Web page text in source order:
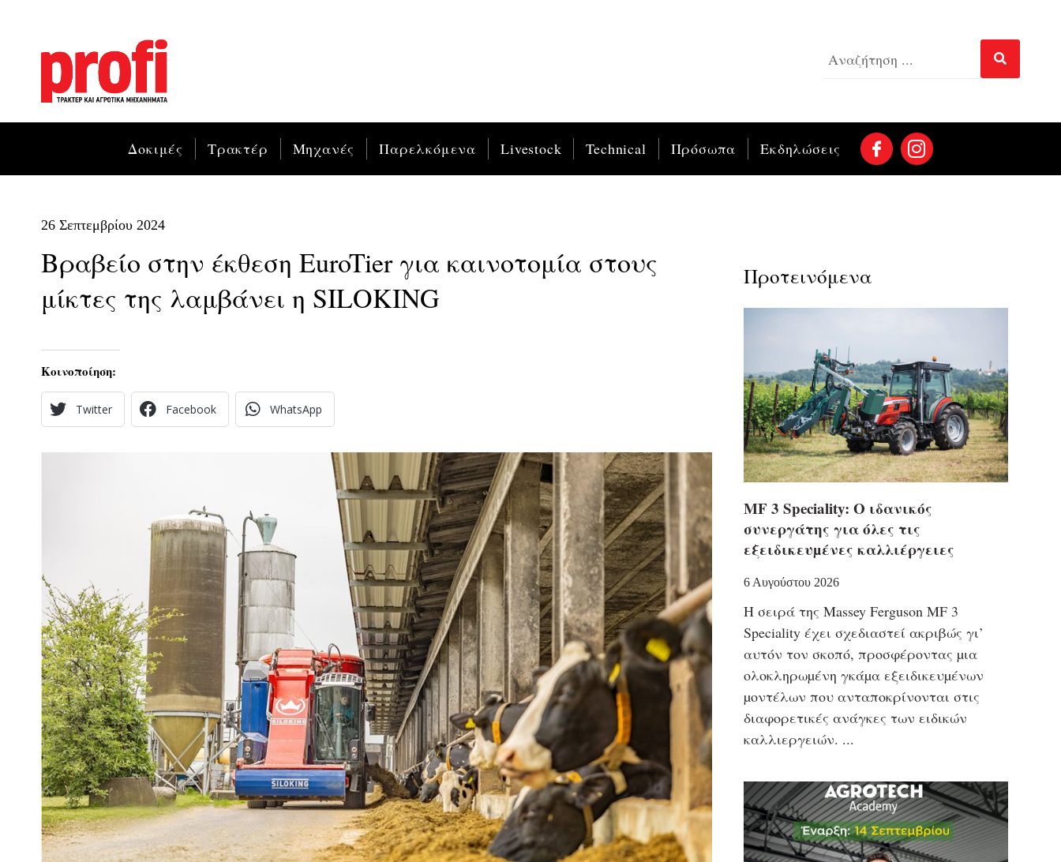
Δοκιμές Τρακτέρ Μηχανές Παρελκόμενα Livestock Technical Πρόσωπα Εκδηλώσεις
26 Σεπτεμβρίου 2024
Βραβείο στην έκθεση EuroTier για καινοτομία στους
μίκτες της λαμβάνει η SILOKING
Κοινοποίηση:
Twitter Facebook WhatsApp
Προτεινόμενα
MF 3 Speciality: Ο ιδανικός
συνεργάτης για όλες τις
εξειδικευµένες καλλιέργειες
6 Αυγούστου 2026
Η σειρά της Massey Ferguson MF 3
Speciality έχει σχεδιαστεί ακριβώς γι’
αυτόν τον σκοπό, προσφέροντας µια
ολοκληρωµένη γκάµα εξειδικευµένων
µοντέλων που ανταποκρίνονται στις
διαφορετικές ανάγκες των ειδικών
καλλιεργειών.